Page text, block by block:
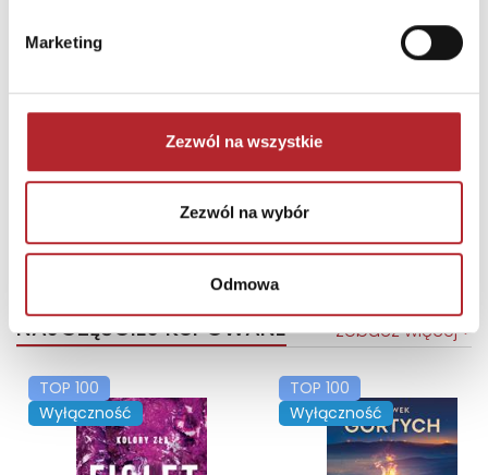
Marketing
Zezwól na wszystkie
Zezwól na wybór
Odmowa
NAJCZĘŚCIEJ KUPOWANE zobacz więcej
TOP 100
Wyłączność
TOP 100
Wyłączność